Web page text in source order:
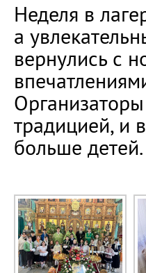
Неделя в
а
вернулись с
традицией, и
больше детей.